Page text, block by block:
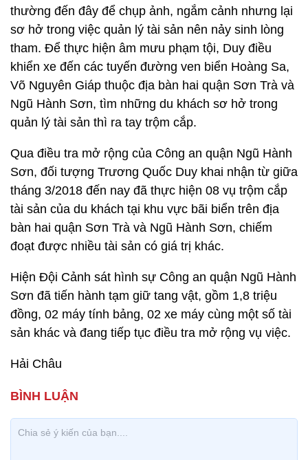
thường đến đây để chụp ảnh, ngắm cảnh nhưng lại
sơ hở trong việc quản lý tài sản nên nảy sinh lòng
tham. Để thực hiện âm mưu phạm tội, Duy điều
khiển xe đến các tuyến đường ven biển Hoàng Sa,
Võ Nguyên Giáp thuộc địa bàn hai quận Sơn Trà và
Ngũ Hành Sơn, tìm những du khách sơ hở trong
quản lý tài sản thì ra tay trộm cắp.
Qua điều tra mở rộng của Công an quận Ngũ Hành
Sơn, đối tượng Trương Quốc Duy khai nhận từ giữa
tháng 3/2018 đến nay đã thực hiện 08 vụ trộm cắp
tài sản của du khách tại khu vực bãi biển trên địa
bàn hai quận Sơn Trà và Ngũ Hành Sơn, chiếm
đoạt được nhiều tài sản có giá trị khác.
Hiện Đội Cảnh sát hình sự Công an quận Ngũ Hành
Sơn đã tiến hành tạm giữ tang vật, gồm 1,8 triệu
đồng, 02 máy tính bảng, 02 xe máy cùng một số tài
sản khác và đang tiếp tục điều tra mở rộng vụ việc.
Hải Châu